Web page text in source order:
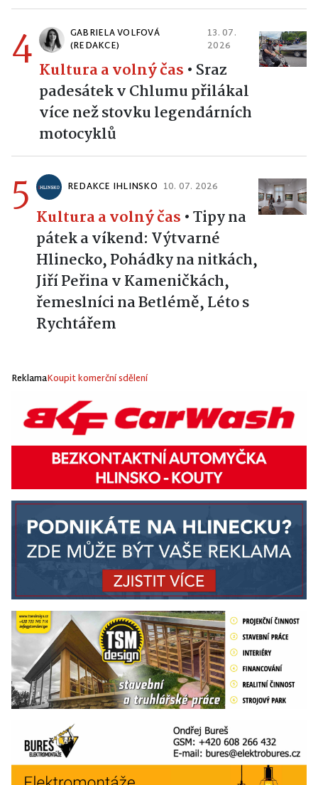
4
GABRIELA VOLFOVÁ
(REDAKCE)
13. 07.
2026
Kultura a volný čas • Sraz
padesátek v Chlumu přilákal
více než stovku legendárních
motocyklů
5 REDAKCE IHLINSKO 10. 07. 2026
Kultura a volný čas •Tipy na
pátek a víkend: Výtvarné
Hlinecko, Pohádky na nitkách,
Jiří Peřina v Kameničkách,
řemeslníci na Betlémě, Léto s
Rychtářem
ReklamaKoupit komerční sdělení